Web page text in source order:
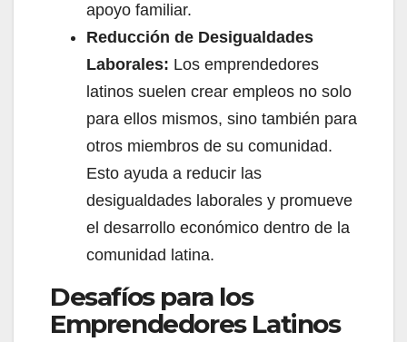
apoyo familiar.
Reducción de Desigualdades
Laborales: Los emprendedores
latinos suelen crear empleos no solo
para ellos mismos, sino también para
otros miembros de su comunidad.
Esto ayuda a reducir las
desigualdades laborales y promueve
el desarrollo económico dentro de la
comunidad latina.
Desafíos para los
Emprendedores Latinos